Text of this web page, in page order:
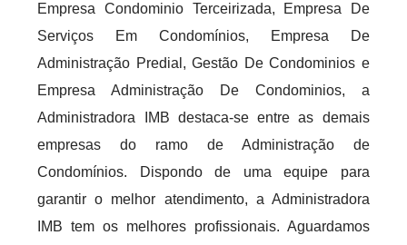
Empresa Condominio Terceirizada, Empresa De
Serviços Em Condomínios, Empresa De
Administração Predial, Gestão De Condominios e
Empresa Administração De Condominios, a
Administradora IMB destaca-se entre as demais
empresas do ramo de Administração de
Condomínios. Dispondo de uma equipe para
garantir o melhor atendimento, a Administradora
IMB tem os melhores profissionais. Aguardamos